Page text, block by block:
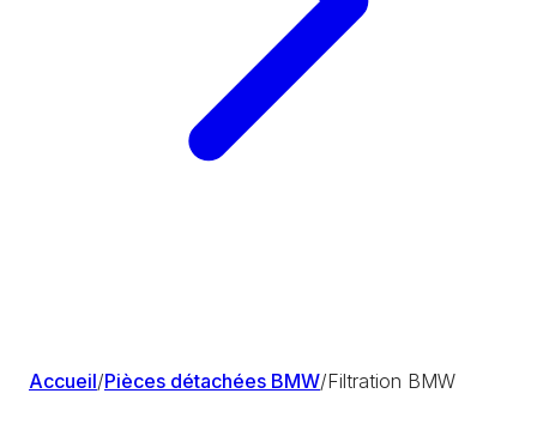
Accueil/Pièces détachées BMW/Filtration BMW